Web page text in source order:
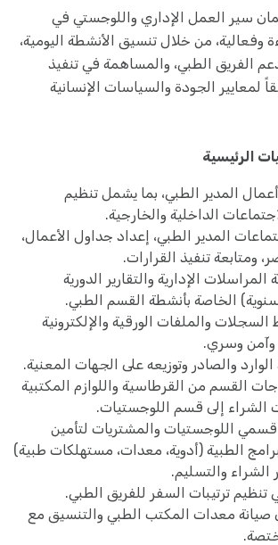
سير العمل الإداري واللوجستي في
وفعالية، من خلال تنسيق الأنشطة اليومية،
الفريق الطبي، والمساهمة في تنفيذ
لمعايير الجودة والسياسات الإنسانية
الرئيسية
المدير الطبي، بما يشمل تنظيم
الداخلية والخارجية.
المدير الطبي، إعداد جداول الأعمال،
ومتابعة تنفيذ القرارات.
الإدارية والتقارير الدورية
الخاصة بأنشطة القسم الطبي.
والملفات الورقية والإلكترونية
وسري.
الوارد والصادر وتوزيعه على الجهات المعنية.
القسم من القرطاسية واللوازم المكتبية
الشراء إلى قسم اللوجستيات.
اللوجستيات والمشتريات لتأمين
الطبية (أدوية، معدات، مستهلكات طبية)
الشراء والتسليم.
تنظيم ترتيبات السفر للفريق الطبي.
صيانة معدات المكتب الطبي والتنسيق مع